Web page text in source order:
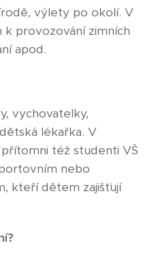
výlety po okolí. V
k provozování zimních
apod.
vychovatelky,
lékařka. V
též studenti VŠ
nebo
kteří dětem zajišťují